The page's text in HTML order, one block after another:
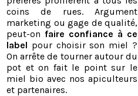
coins de rues. Argument
marketing ou gage de qualité,
peut-on faire confiance à ce
label pour choisir son miel ?
On arrête de tourner autour du
pot et on fait le point sur le
miel bio avec nos apiculteurs
et partenaires.